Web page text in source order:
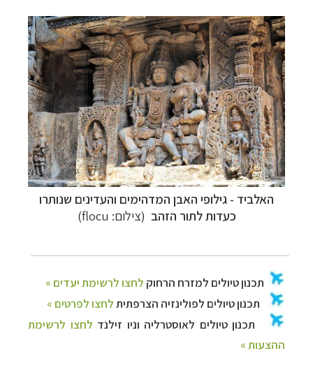
האלביד - גילופי האבן המדהימים והעדינים שנותרו
כעדות לתור הזהב (צילום: flocu
)